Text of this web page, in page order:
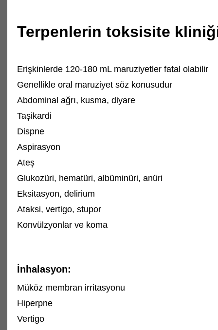
Terpenlerin toksisite
Erişkinlerde 120-180 mL maruziyetler fatal olabilir
Genellikle oral maruziyet söz konusudur
Abdominal ağrı, kusma, diyare
Taşikardi
Dispne
Aspirasyon
Ateş
Glukozüri, hematüri, albüminüri, anüri
Eksitasyon, delirium
Ataksi, vertigo, stupor
Konvülzyonlar ve koma
İnhalasyon:
Müköz membran irritasyonu
Hiperpne
Vertigo